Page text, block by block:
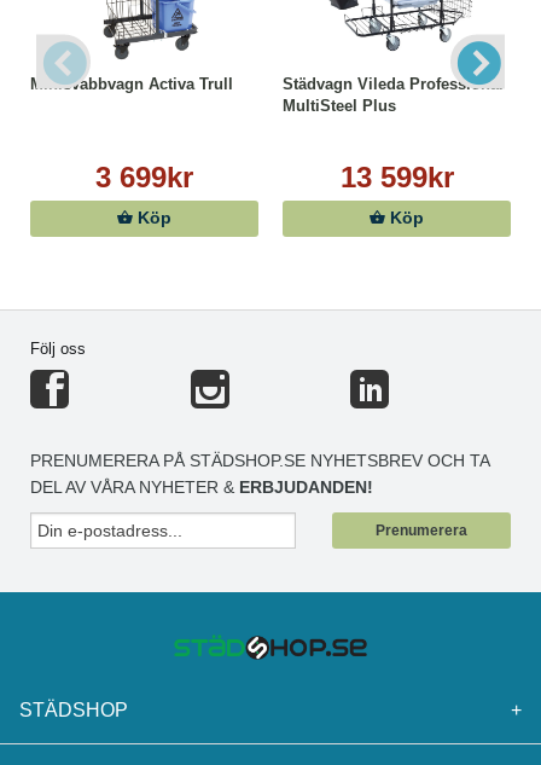
Minisvabbvagn Activa Trull
3 699kr
Köp
Städvagn Vileda Professional
MultiSteel Plus
13 599kr
Köp
Följ oss
PRENUMERERA PÅ STÄDSHOP.SE NYHETSBREV OCH TA
DEL AV VÅRA NYHETER & ERBJUDANDEN!
Prenumerera
STÄDSHOP +